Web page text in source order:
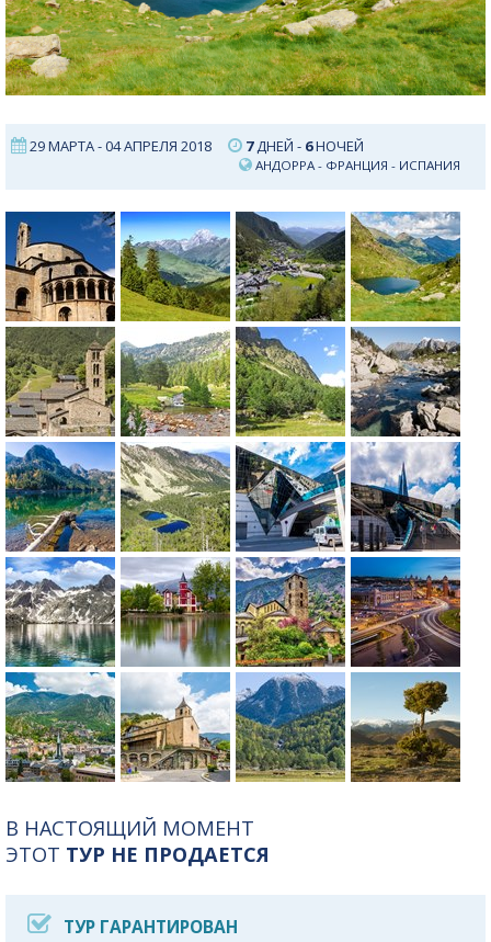
29 МАРТА - 04 АПРЕЛЯ 2018 7ДНЕЙ - 6НОЧЕЙ
АНДОРРА - ФРАНЦИЯ - ИСПАНИЯ
В НАСТОЯЩИЙ МОМЕНТ
ЭТОТ ТУР НЕ ПРОДАЕТСЯ
ТУР ГАРАНТИРОВАН